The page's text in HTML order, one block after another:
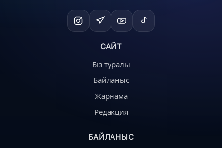
САЙТ
Біз туралы
Байланыс
Жарнама
Редакция
БАЙЛАНЫС